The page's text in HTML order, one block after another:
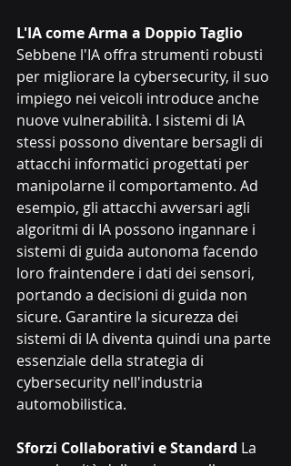
L'IA come Arma a Doppio Taglio
Sebbene l'IA offra strumenti robusti
per migliorare la cybersecurity, il suo
impiego nei veicoli introduce anche
nuove vulnerabilità. I sistemi di IA
stessi possono diventare bersagli di
attacchi informatici progettati per
manipolarne il comportamento. Ad
esempio, gli attacchi avversari agli
algoritmi di IA possono ingannare i
sistemi di guida autonoma facendo
loro fraintendere i dati dei sensori,
portando a decisioni di guida non
sicure. Garantire la sicurezza dei
sistemi di IA diventa quindi una parte
essenziale della strategia di
cybersecurity nell'industria
automobilistica.
Sforzi Collaborativi e Standard La